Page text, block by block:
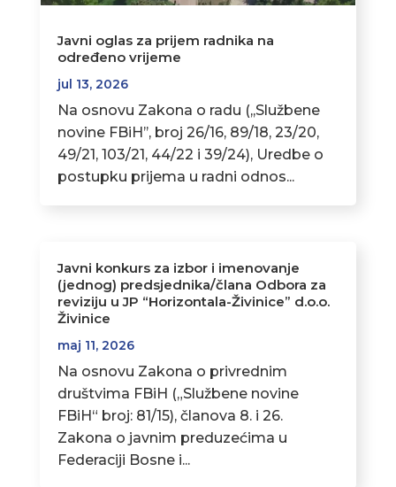
Javni oglas za prijem radnika na
određeno vrijeme
jul 13, 2026
Na osnovu Zakona o radu (,,Službene
novine FBiH’’, broj 26/16, 89/18, 23/20,
49/21, 103/21, 44/22 i 39/24), Uredbe o
postupku prijema u radni odnos...
Javni konkurs za izbor i imenovanje
(jednog) predsjednika/člana Odbora za
reviziju u JP “Horizontala-Živinice” d.o.o.
Živinice
maj 11, 2026
Na osnovu Zakona o privrednim
društvima FBiH („Službene novine
FBiH“ broj: 81/15), članova 8. i 26.
Zakona o javnim preduzećima u
Federaciji Bosne i...